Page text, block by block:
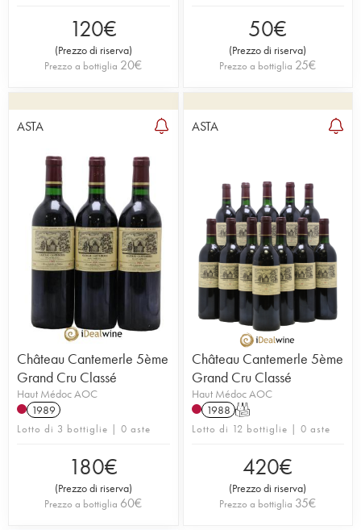
120€
(Prezzo di riserva)
Prezzo a bottiglia 20€
50€
(Prezzo di riserva)
Prezzo a bottiglia 25€
ASTA
Château Cantemerle 5ème
Grand Cru Classé
Haut Médoc AOC
1989
Lotto di 3 bottiglie | 0 aste
180€
(Prezzo di riserva)
Prezzo a bottiglia 60€
ASTA
Château Cantemerle 5ème
Grand Cru Classé
Haut Médoc AOC
1988 T
Lotto di 12 bottiglie | 0 aste
420€
(Prezzo di riserva)
Prezzo a bottiglia 35€